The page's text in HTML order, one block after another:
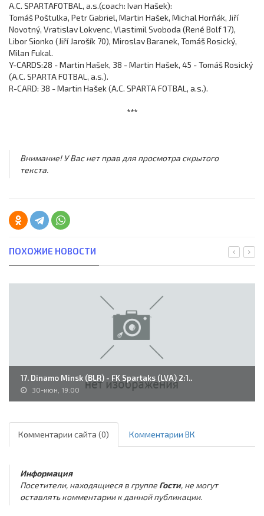
A.C. SPARTAFOTBAL, a.s.(coach: Ivan Hašek):
Tomáš Poštulka, Petr Gabriel, Martin Hašek, Michal Horňák, Jiří
Novotný, Vratislav Lokvenc, Vlastimil Svoboda (René Bolf 17),
Libor Sionko (Jiří Jarošík 70), Miroslav Baranek, Tomáš Rosický,
Milan Fukal.
Y-CARDS:28 - Martin Hašek, 38 - Martin Hašek, 45 - Tomáš Rosický
(A.C. SPARTA FOTBAL, a.s.).
R-CARD: 38 - Martin Hašek (A.C. SPARTA FOTBAL, a.s.).
***
Внимание! У Вас нет прав для просмотра скрытого
текста.
ПОХОЖИЕ НОВОСТИ
17. Dinamo Minsk (BLR) - FK Spartaks (LVA) 2:1..
30-июн, 19:00
Комментарии сайта (0) Комментарии ВК
Информация
Посетители, находящиеся в группе Гости, не могут
оставлять комментарии к данной публикации.